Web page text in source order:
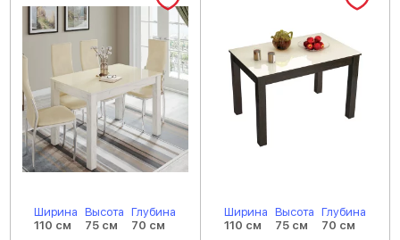
Ширина
110 см
Высота
75 см
Глубина
70 см
Ширина
110 см
Высота
75 см
Глубина
70 см